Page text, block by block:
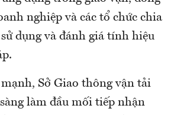
nghiệp và các tổ chức chia
dụng và đánh giá tính hiệu
Sở Giao thông vận tải
làm đầu mối tiếp nhận